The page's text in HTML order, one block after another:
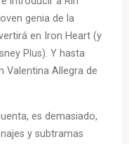
genia de la
en Iron Heart (y
Plus). Y hasta
Valentina Allegra de
es demasiado,
y subtramas